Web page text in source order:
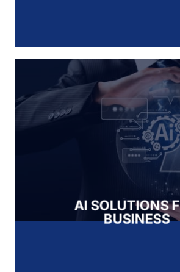
AI SOLUTIONS
BUSINESS